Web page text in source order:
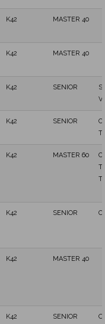
K42 MASTER 40
K42 MASTER 40
K42 SENIOR
K42 SENIOR
K42 MASTER 60
K42 SENIOR
K42 MASTER 40
K42 SENIOR